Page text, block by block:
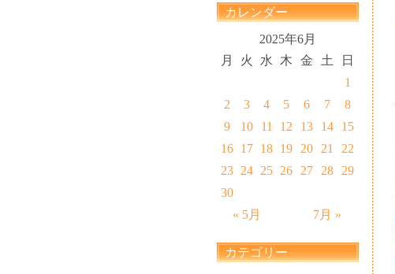
カレンダー
2025年6月
月
火 水 木 金 土 日
« 5月 7月 »
1
2
3 4 5 6 7
8
9
10 11 12 13 14
15
16 17 18 19 20 21
22
23 24 25 26 27 28
29
30
カテゴリー